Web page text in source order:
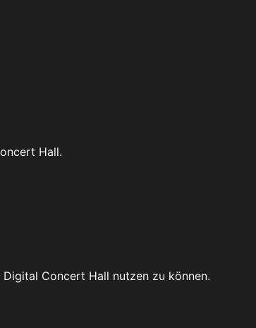
Hall.
Concert Hall nutzen zu können.